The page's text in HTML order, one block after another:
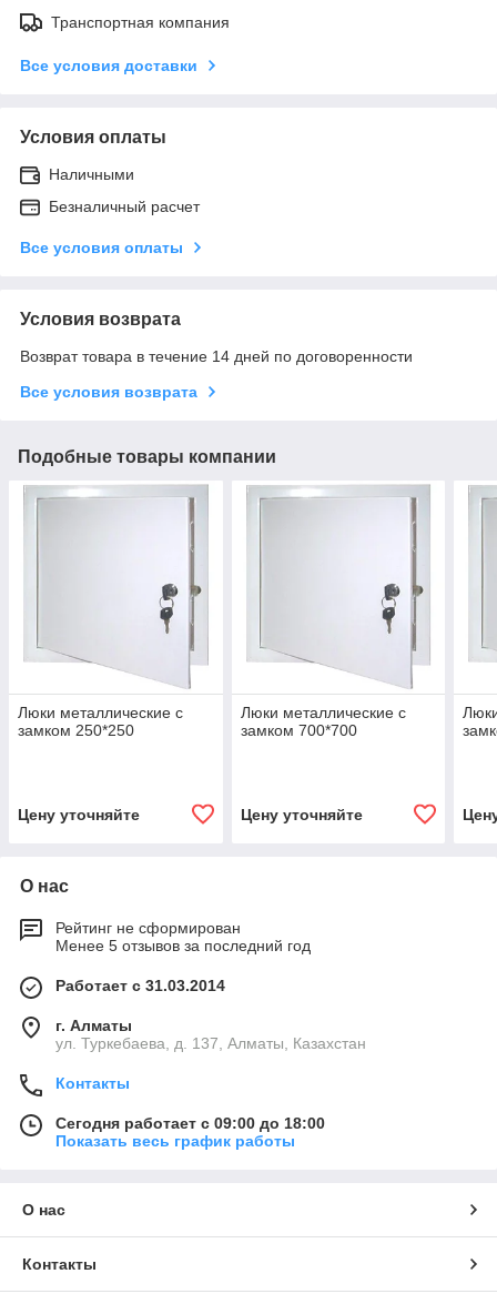
Транспортная компания
Все условия доставки
Условия оплаты
Наличными
Безналичный расчет
Все условия оплаты
Условия возврата
Возврат товара в течение 14 дней по договоренности
Все условия возврата
Подобные товары компании
Люки металлические с
замком 250*250
Цену уточняйте
Люки металлические с
замком 700*700
Цену уточняйте
О нас
Рейтинг не сформирован
Менее 5 отзывов за последний год
Работает с 31.03.2014
г. Алматы
ул. Туркебаева, д. 137, Алматы, Казахстан
Контакты
Сегодня работает с 09:00 до 18:00
Показать весь график работы
О нас
Контакты